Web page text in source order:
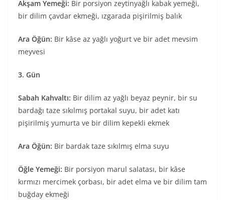
Akşam Yemeği: Bir porsiyon zeytinyağlı kabak yemeği,
bir dilim çavdar ekmeği, ızgarada pişirilmiş balık
Ara Öğün: Bir kâse az yağlı yoğurt ve bir adet mevsim
meyvesi
3. Gün
Sabah Kahvaltı: Bir dilim az yağlı beyaz peynir, bir su
bardağı taze sıkılmış portakal suyu, bir adet katı
pişirilmiş yumurta ve bir dilim kepekli ekmek
Ara Öğün: Bir bardak taze sıkılmış elma suyu
Öğle Yemeği: Bir porsiyon marul salatası, bir kâse
kırmızı mercimek çorbası, bir adet elma ve bir dilim tam
buğday ekmeği